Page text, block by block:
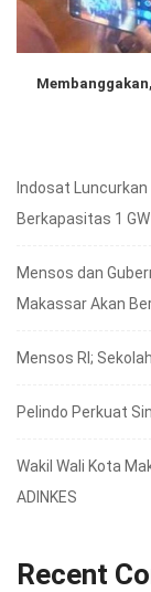
Indosat
Berkapasitas 1 GW
Mensos dan
Makassar Akan
Mensos RI;
Pelindo Perkuat
Wakil Wali Kota
ADINKES
Recent